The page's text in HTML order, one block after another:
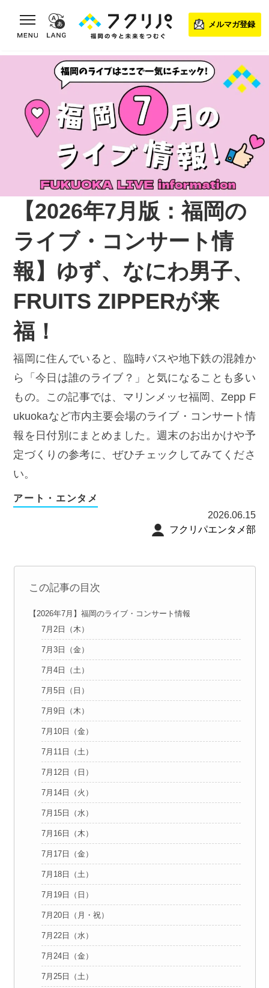
toggle navigation
メルマガ登録
【2026年7月版：福岡の
ライブ・コンサート情
報】ゆず、なにわ男子、
FRUITS ZIPPERが来
福！
福岡に住んでいると、臨時バスや地下鉄の混雑か
ら「今日は誰のライブ？」と気になることも多い
もの。この記事では、マリンメッセ福岡、Zepp F
ukuokaなど市内主要会場のライブ・コンサート情
報を日付別にまとめました。週末のお出かけや予
定づくりの参考に、ぜひチェックしてみてくださ
い。
アート・エンタメ
2026.06.15
フクリパエンタメ部
この記事の目次
【2026年7月】福岡のライブ・コンサート情報
7月2日（木）
7月3日（金）
7月4日（土）
7月5日（日）
7月9日（木）
7月10日（金）
7月11日（土）
7月12日（日）
7月14日（火）
7月15日（水）
7月16日（木）
7月17日（金）
7月18日（土）
7月19日（日）
7月20日（月・祝）
7月22日（水）
7月24日（金）
7月25日（土）